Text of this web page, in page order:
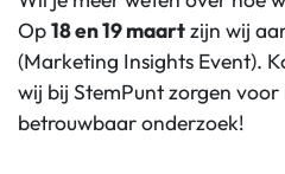
Op18 en 19 maartzijn wij
(Marketing Insights Event).
wij bij StemPunt zorgen
betrouwbaar onderzoek!